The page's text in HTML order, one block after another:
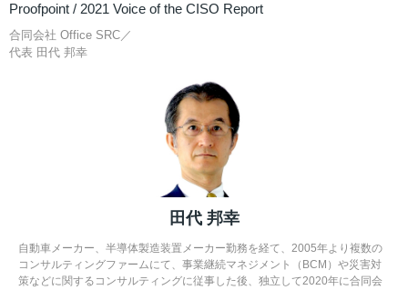
Proofpoint / 2021 Voice of the CISO Report
合同会社 Office SRC／
代表 田代 邦幸
田代 邦幸
自動車メーカー、半導体製造装置メーカー勤務を経て、2005年より複数の
コンサルティングファームにて、事業継続マネジメント（BCM）や災害対
策などに関するコンサルティングに従事した後、独立して2020年に合同会